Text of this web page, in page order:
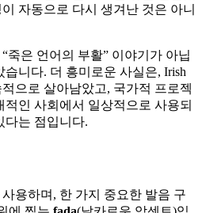
자동으로 다시 생겨난 것은 아니
죽은 언어의 부활” 이야기가 아닙
습니다. 더 흥미로운 사실은, Irish
으로 살아남았고, 국가적 프로젝
적인 사회에서 일상적으로 사용되
다는 점입니다.
사용하며, 한 가지 중요한 발음 구